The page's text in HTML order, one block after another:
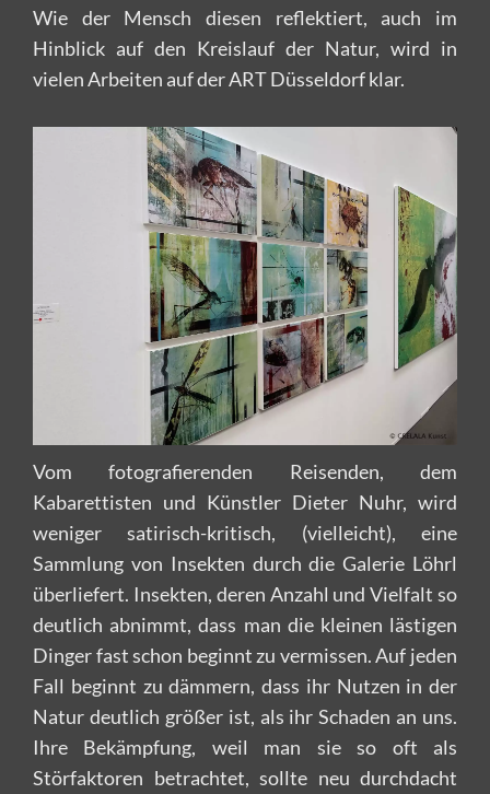
Wie der Mensch diesen reflektiert, auch im
Hinblick auf den Kreislauf der Natur, wird in
vielen Arbeiten auf der ART Düsseldorf klar.
Vom fotografierenden Reisenden, dem
Kabarettisten und Künstler Dieter Nuhr, wird
weniger satirisch-kritisch, (vielleicht), eine
Sammlung von Insekten durch die Galerie Löhrl
überliefert. Insekten, deren Anzahl und Vielfalt so
deutlich abnimmt, dass man die kleinen lästigen
Dinger fast schon beginnt zu vermissen. Auf jeden
Fall beginnt zu dämmern, dass ihr Nutzen in der
Natur deutlich größer ist, als ihr Schaden an uns.
Ihre Bekämpfung, weil man sie so oft als
Störfaktoren betrachtet, sollte neu durchdacht